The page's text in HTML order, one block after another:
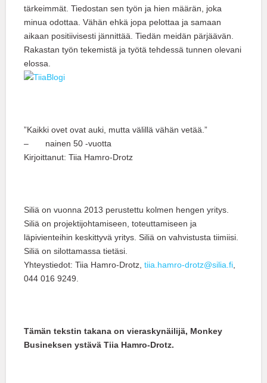
tärkeimmät. Tiedostan sen työn ja hien määrän, joka
minua odottaa. Vähän ehkä jopa pelottaa ja samaan
aikaan positiivisesti jännittää. Tiedän meidän pärjäävän.
Rakastan työn tekemistä ja työtä tehdessä tunnen olevani
elossa.
”Kaikki ovet ovat auki, mutta välillä vähän vetää.”
– nainen 50 -vuotta
Kirjoittanut: Tiia Hamro-Drotz
Siliä on vuonna 2013 perustettu kolmen hengen yritys.
Siliä on projektijohtamiseen, toteuttamiseen ja
läpivienteihin keskittyvä yritys. Siliä on vahvistusta tiimiisi.
Siliä on silottamassa tietäsi.
Yhteystiedot: Tiia Hamro-Drotz, tiia.hamro-drotz@silia.fi
044 016 9249.
Tämän tekstin takana on vieraskynäilijä, Monkey
Busineksen ystävä Tiia Hamro-Drotz.